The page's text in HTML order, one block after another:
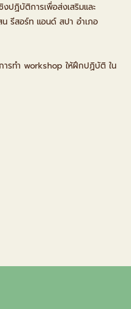
ปฏิบัติการเพื่อส่งเสริมและ
รีสอร์ท แอนด์ สปา อำเภอ
ารทำ workshop ให้ฝึกปฏิบัติ ใน